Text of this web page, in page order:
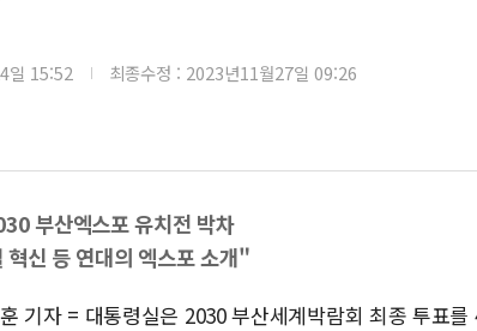
일 15:52 최종수정 : 2023년11월27일 09:26
부산엑스포 유치전 박차
혁신 등 연대의 엑스포 소개"
기자 = 대통령실은 2030 부산세계박람회 최종 투표